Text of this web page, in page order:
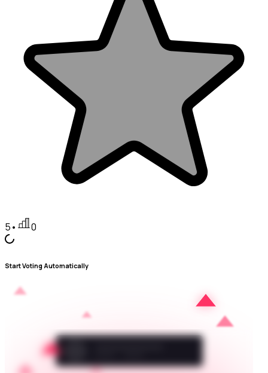
5• 0
Start Voting Automatically